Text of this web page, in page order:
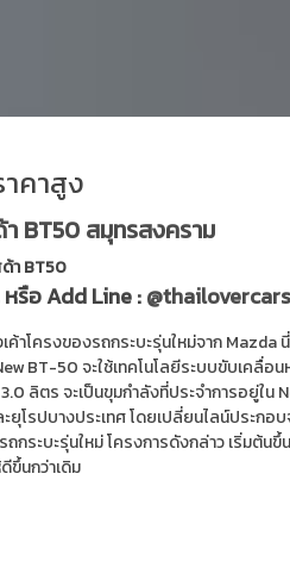
คาสูง
BT50 สมุทรสงคราม
า BT50
หรือ Add Line :@thailovercars
ค้าโครงของรถกระบะรุ่นใหม่จาก
BT-50 จะใช้เทคโนโลยีระบบขับเคลื่
ลิตร จะเป็นขุมกำลังที่ประจำการอยู่ใ
ยุโรปบางประเทศ โดยเปลี่ยนไลน์ประก
กระบะรุ่นใหม่ โครงการดังกล่าว เริ่มต้
นกว่าเดิม